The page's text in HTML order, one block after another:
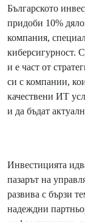
Българското
придоби 10%
компания,
киберсигурност.
и е част от
си с компании,
качествени ИТ
и да бъдат
Инвестицията
пазарът на
развива с бързи
надеждни